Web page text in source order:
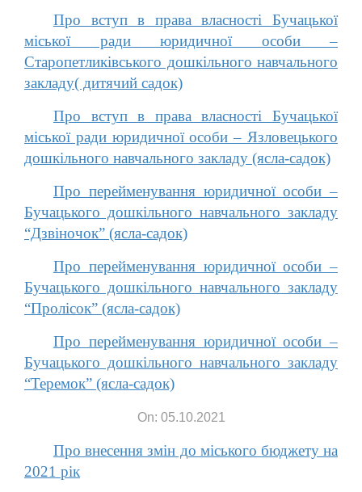
Про вступ в права власності Бучацької
міської ради юридичної особи –
Старопетликівського дошкільного навчального
закладу( дитячий садок)
Про вступ в права власності Бучацької
міської ради юридичної особи – Язловецького
дошкільного навчального закладу (ясла-садок)
Про перейменування юридичної особи –
Бучацького дошкільного навчального закладу
“Дзвіночок” (ясла-садок)
Про перейменування юридичної особи –
Бучацького дошкільного навчального закладу
“Пролісок” (ясла-садок)
Про перейменування юридичної особи –
Бучацького дошкільного навчального закладу
“Теремок” (ясла-садок)
On: 05.10.2021
Про внесення змін до міського бюджету на
2021 рік